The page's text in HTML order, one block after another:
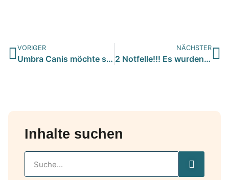
VORIGER
Umbra Canis möchte sich mit den folgenden Fotos bei allen li…
NÄCHSTER
2 Notfelle!!! Es wurden heute 2 Rüden ausgesetzt in einem Wa…
Inhalte suchen